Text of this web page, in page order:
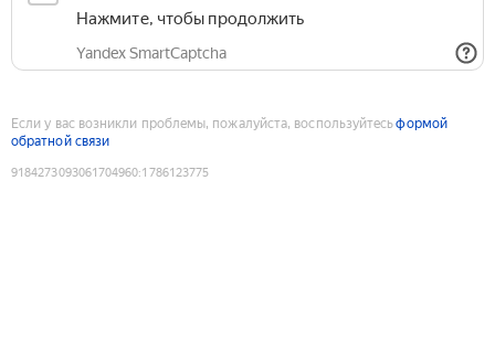
Нажмите, чтобы продолжить
Yandex SmartCaptcha
Если у вас возникли проблемы, пожалуйста, воспользуйтесьформой
обратной связи
9184273093061704960:1786123775